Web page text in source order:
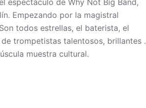
Empezando por la magistral
todos estrellas, el baterista, el
trompetistas talentosos, brillantes .
muestra cultural.